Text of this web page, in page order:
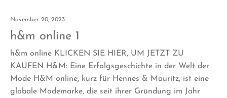
November 20, 2023
h&m online 1
h&m online KLICKEN SIE HIER, UM JETZT ZU
KAUFEN H&M: Eine Erfolgsgeschichte in der Welt der
Mode H&M online, kurz für Hennes & Mauritz, ist eine
globale Modemarke, die seit ihrer Gründung im Jahr